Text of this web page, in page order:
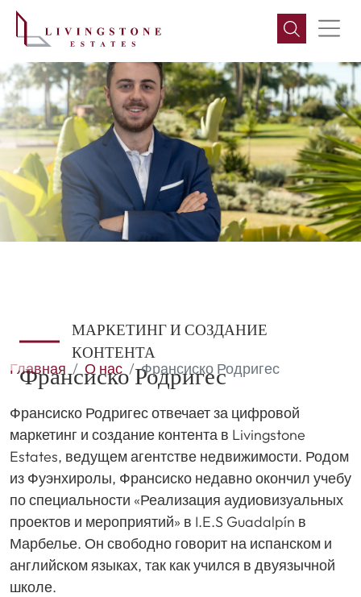
МАРКЕТИНГ И СОЗДАНИЕ
КОНТЕНТА
Франсиско Родригес
Главная О нас Франсиско Родригес
Франсиско Родригес отвечает за цифровой
маркетинг и создание контента в Livingstone
Estates, ведущем агентстве недвижимости. Родом
из Фуэнхиролы, Франсиско недавно окончил учебу
по специальности «Реализация аудиовизуальных
проектов и мероприятий» в I.E.S Guadalpín в
Марбелье. Он свободно говорит на испанском и
английском языках, так как учился в двуязычной
школе.